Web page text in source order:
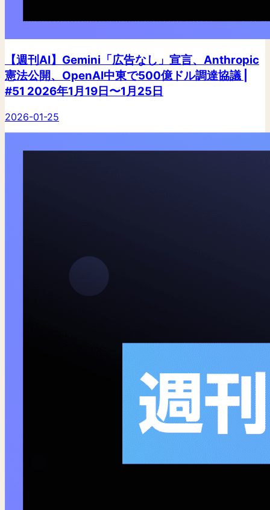
【週刊AI】Gemini「広告なし」宣言、Anthropic
憲法公開、OpenAI中東で500億ドル調達協議 |
#51 2026年1月19日〜1月25日
2026-01-25